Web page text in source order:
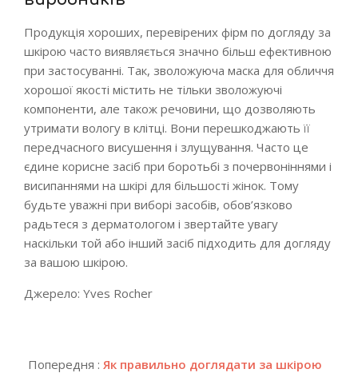
Продукція хороших, перевірених фірм по догляду за
шкірою часто виявляється значно більш ефективною
при застосуванні. Так, зволожуюча маска для обличчя
хорошої якості містить не тільки зволожуючі
компоненти, але також речовини, що дозволяють
утримати вологу в клітці. Вони перешкоджають її
передчасного висушення і злущування. Часто це
єдине корисне засіб при боротьбі з почервоніннями і
висипаннями на шкірі для більшості жінок. Тому
будьте уважні при виборі засобів, обов’язково
радьтеся з дерматологом і звертайте увагу
наскільки той або інший засіб підходить для догляду
за вашою шкірою.
Джерело: Yves Rocher
12-
Попередня : Як правильно доглядати за шкірою